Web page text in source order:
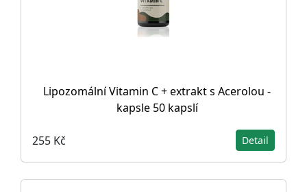
Lipozomální Vitamin C + extrakt s Acerolou -
kapsle 50 kapslí
255 Kč Detail